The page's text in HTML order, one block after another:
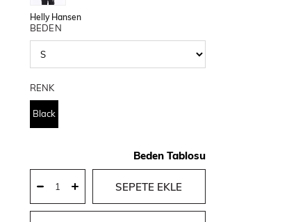
Helly Hansen
BEDEN
RENK
Black
Beden Tablosu